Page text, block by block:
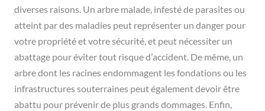
diverses raisons. Un arbre malade, infesté de parasites ou
atteint par des maladies peut représenter un danger pour
votre propriété et votre sécurité, et peut nécessiter un
abattage pour éviter tout risque d’accident. De même, un
arbre dont les racines endommagent les fondations ou les
infrastructures souterraines peut également devoir être
abattu pour prévenir de plus grands dommages. Enfin,